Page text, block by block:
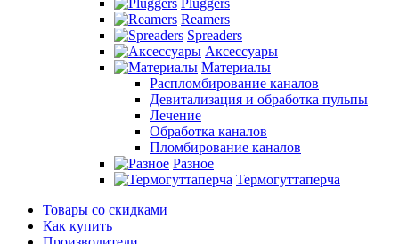
Pluggers
Reamers
Spreaders
Аксессуары
Материалы
Распломбирование каналов
Девитализация и обработка пульпы
Лечение
Обработка каналов
Пломбирование каналов
Разное
Термогуттаперча
Товары со скидками
Как купить